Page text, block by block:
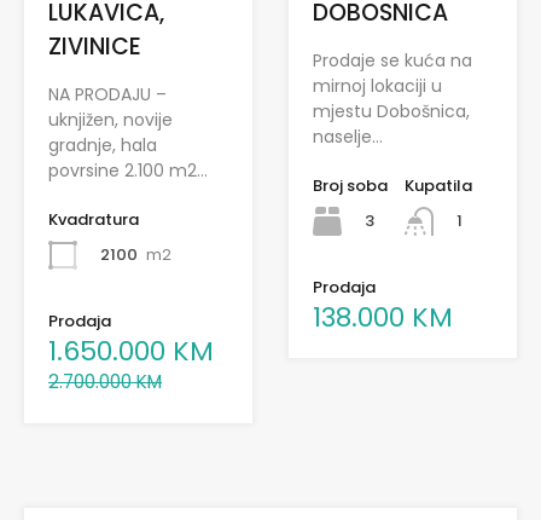
LUKAVICA,
ZIVINICE
NA PRODAJU –
uknjižen, novije
gradnje, hala
povrsine 2.100 m2…
Kvadratura
2100 m2
Prodaja
1.650.000 KM
2.700.000 KM
DOBOSNICA
Prodaje se kuća na
mirnoj lokaciji u
mjestu Dobošnica,
naselje…
Broj soba
3
Kupatila
1
Prodaja
138.000 KM